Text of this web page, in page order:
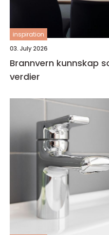
inspiration
03. July 2026
Brannvern kunnskap som redder liv og
verdier